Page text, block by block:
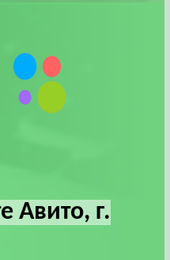
Авито, г.